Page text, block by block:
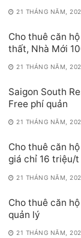
21 THÁNG NĂM,
Cho thuê căn
thất, Nhà Mới
21 THÁNG NĂM,
Saigon South
Free phí quản
21 THÁNG NĂM,
Cho thuê căn
giá chỉ 16 triệu/t
21 THÁNG NĂM,
Cho thuê căn
quản lý
21 THÁNG NĂM,